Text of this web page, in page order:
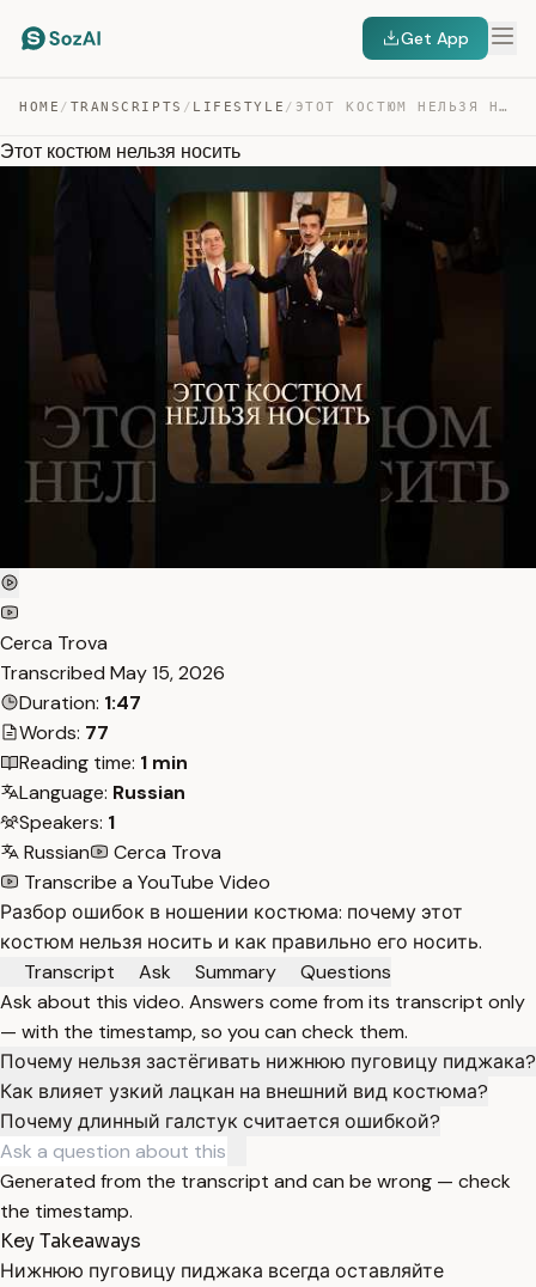
Get App
HOME / TRANSCRIPTS / LIFESTYLE / ЭТОТ КОСТЮМ НЕЛЬЗЯ НОСИТЬ — TRANSCRIPT
Этот костюм нельзя носить
Cerca Trova
Transcribed May 15, 2026
Duration: 1:47
Words: 77
Reading time: 1 min
Language: Russian
Speakers: 1
Russian
Cerca Trova
Transcribe a YouTube Video
Разбор ошибок в ношении костюма: почему этот
костюм нельзя носить и как правильно его носить.
Transcript
Ask Summary
Questions
Ask about this video. Answers come from its transcript only
— with the timestamp, so you can check them.
Почему нельзя застёгивать нижнюю пуговицу пиджака?
Как влияет узкий лацкан на внешний вид костюма?
Почему длинный галстук считается ошибкой?
Generated from the transcript and can be wrong — check
the timestamp.
Key Takeaways
Нижнюю пуговицу пиджака всегда оставляйте